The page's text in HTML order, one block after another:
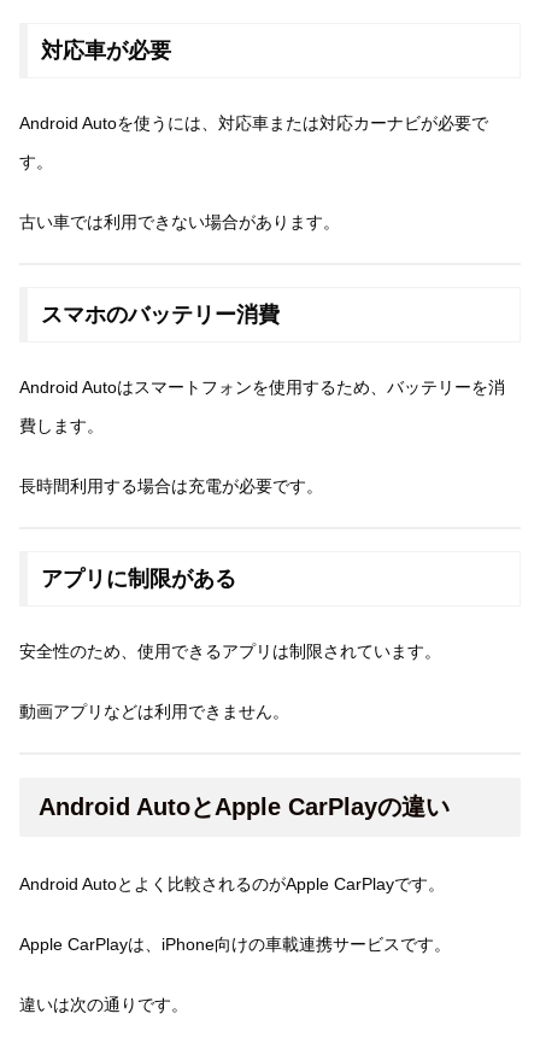
対応車が必要
Android Autoを使うには、対応車または対応カーナビが必要で
す。
古い車では利用できない場合があります。
スマホのバッテリー消費
Android Autoはスマートフォンを使用するため、バッテリーを消
費します。
長時間利用する場合は充電が必要です。
アプリに制限がある
安全性のため、使用できるアプリは制限されています。
動画アプリなどは利用できません。
Android AutoとApple CarPlayの違い
Android Autoとよく比較されるのがApple CarPlayです。
Apple CarPlayは、iPhone向けの車載連携サービスです。
違いは次の通りです。